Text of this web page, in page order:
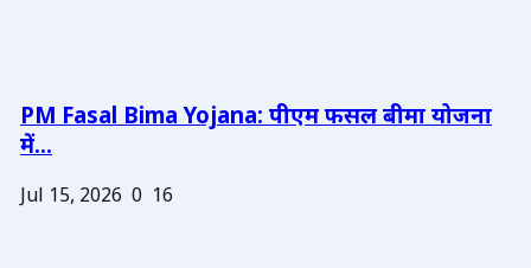
PM Fasal Bima Yojana: पीएम फसल बीमा योजना
में...
Jul 15, 2026 0 16